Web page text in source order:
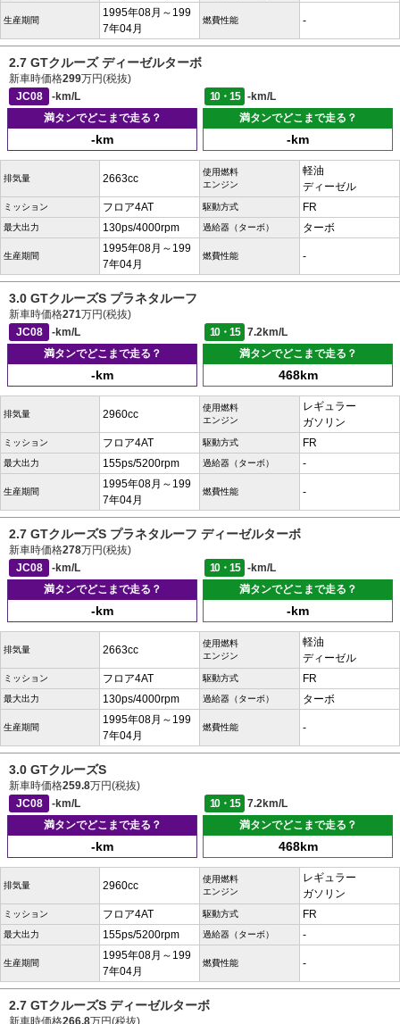
生産期間
1995年08月～199
7年04月
燃費性能 -
2.7 GTクルーズ ディーゼルターボ
新車時価格299万円(税抜)
JC08
-km/L 10・15
-km/L
満タンでどこまで走る？
-km
満タンでどこまで走る？
-km
排気量 2663cc
使用燃料
エンジン
軽油
ディーゼル
ミッション フロア4AT 駆動方式 FR
最大出力 130ps/4000rpm 過給器（ターボ） ターボ
生産期間
1995年08月～199
7年04月
燃費性能 -
3.0 GTクルーズS プラネタルーフ
新車時価格271万円(税抜)
JC08
-km/L 10・15
7.2km/L
満タンでどこまで走る？
-km
満タンでどこまで走る？
468km
排気量 2960cc
使用燃料
エンジン
レギュラー
ガソリン
ミッション フロア4AT 駆動方式 FR
最大出力 155ps/5200rpm 過給器（ターボ） -
生産期間
1995年08月～199
7年04月
燃費性能 -
2.7 GTクルーズS プラネタルーフ ディーゼルターボ
新車時価格278万円(税抜)
JC08
-km/L 10・15
-km/L
満タンでどこまで走る？
-km
満タンでどこまで走る？
-km
排気量 2663cc
使用燃料
エンジン
軽油
ディーゼル
ミッション フロア4AT 駆動方式 FR
最大出力 130ps/4000rpm 過給器（ターボ） ターボ
生産期間
1995年08月～199
7年04月
燃費性能 -
3.0 GTクルーズS
新車時価格259.8万円(税抜)
JC08
-km/L 10・15
7.2km/L
満タンでどこまで走る？
-km
満タンでどこまで走る？
468km
排気量 2960cc
使用燃料
エンジン
レギュラー
ガソリン
ミッション フロア4AT 駆動方式 FR
最大出力 155ps/5200rpm 過給器（ターボ） -
生産期間
1995年08月～199
7年04月
燃費性能 -
2.7 GTクルーズS ディーゼルターボ